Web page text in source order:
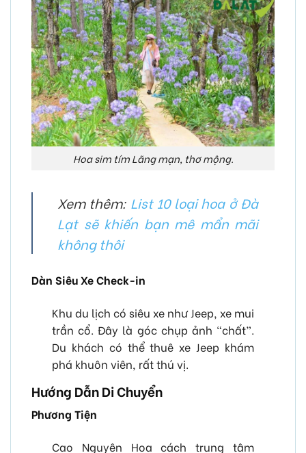
Hoa sim tím Lãng mạn, thơ mộng.
Xem thêm: List 10 loại hoa ở Đà
Lạt sẽ khiến bạn mê mẩn mãi
không thôi
Dàn Siêu Xe Check-in
Khu du lịch có siêu xe như Jeep, xe mui
trần cổ. Đây là góc chụp ảnh “chất”.
Du khách có thể thuê xe Jeep khám
phá khuôn viên, rất thú vị.
Hướng Dẫn Di Chuyển
Phương Tiện
Cao Nguyên Hoa cách trung tâm